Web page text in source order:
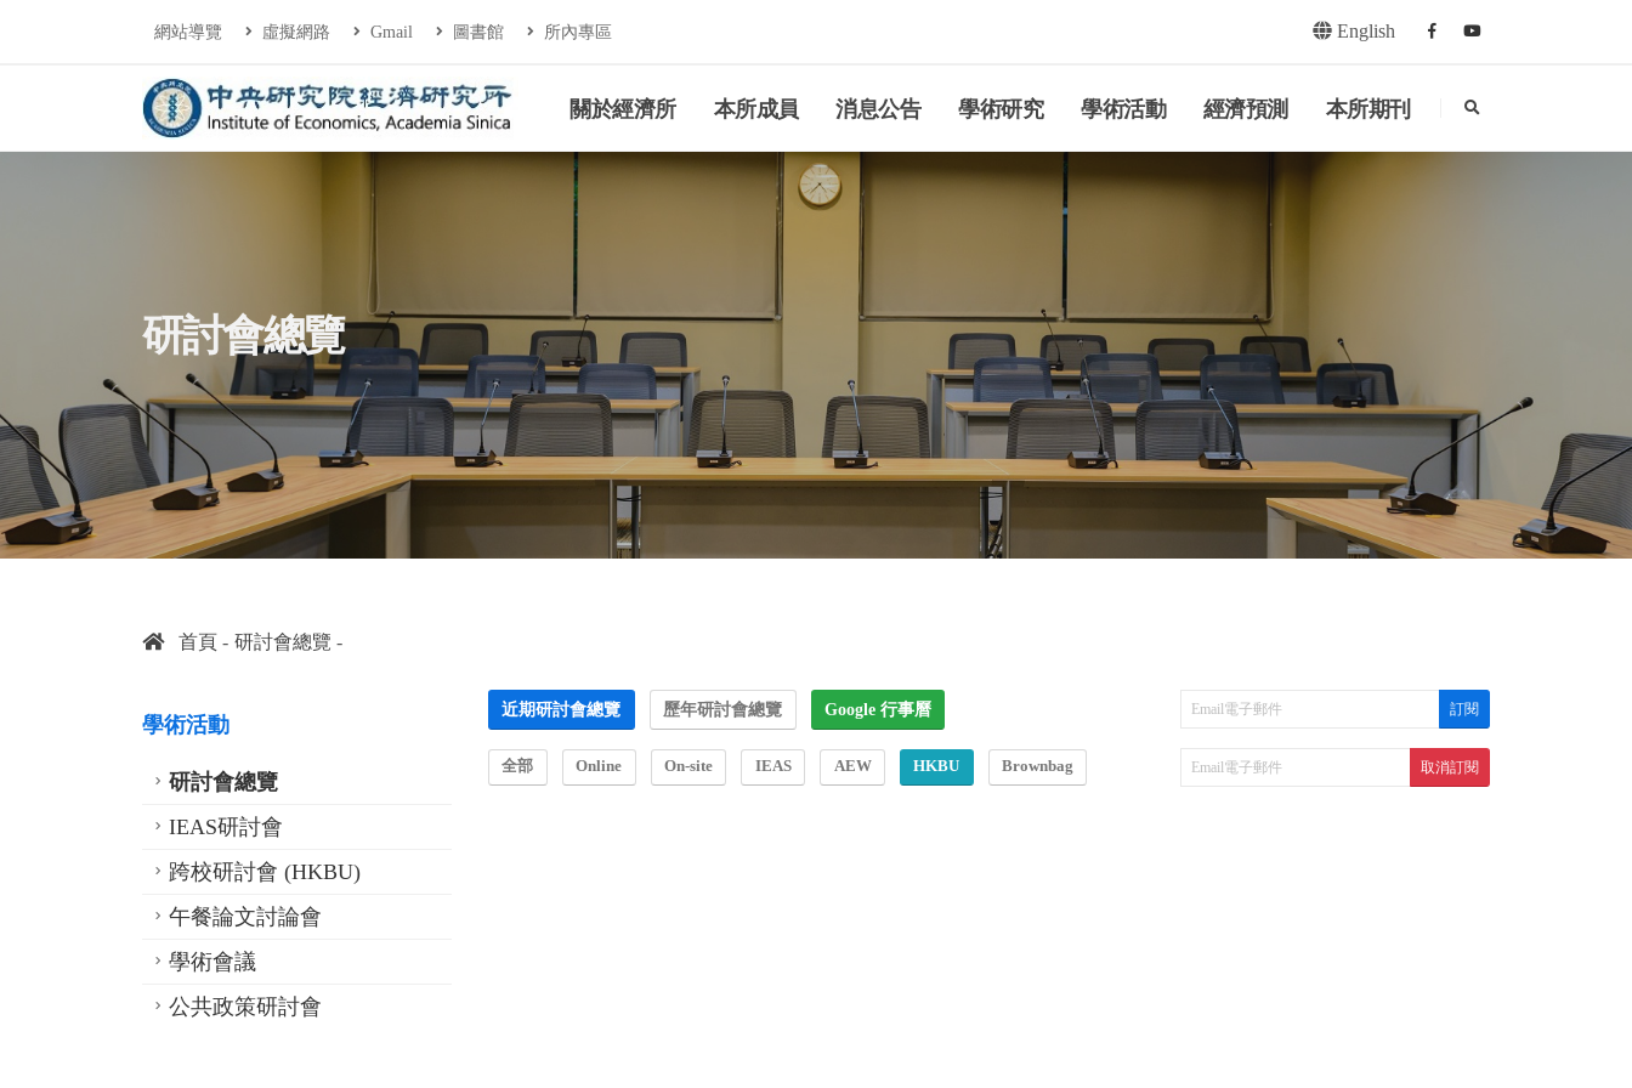
連往主要內容區塊
網站導覽 虛擬網路 Gmail 圖書館 所內專區 English Facebookyoutube
中央研究院經濟研究所關於經濟所 本所成員 消息公告 學術研究 學術活動 經濟預測 本所期刊 search
研討會總覽
首頁 研討會總覽
學術活動
研討會總覽
IEAS研討會
跨校研討會 (HKBU)
午餐論文討論會
學術會議
公共政策研討會
近期研討會總覽 歷年研討會總覽 Google 行事曆
全部 Online On-site IEAS AEW HKBU Brownbag